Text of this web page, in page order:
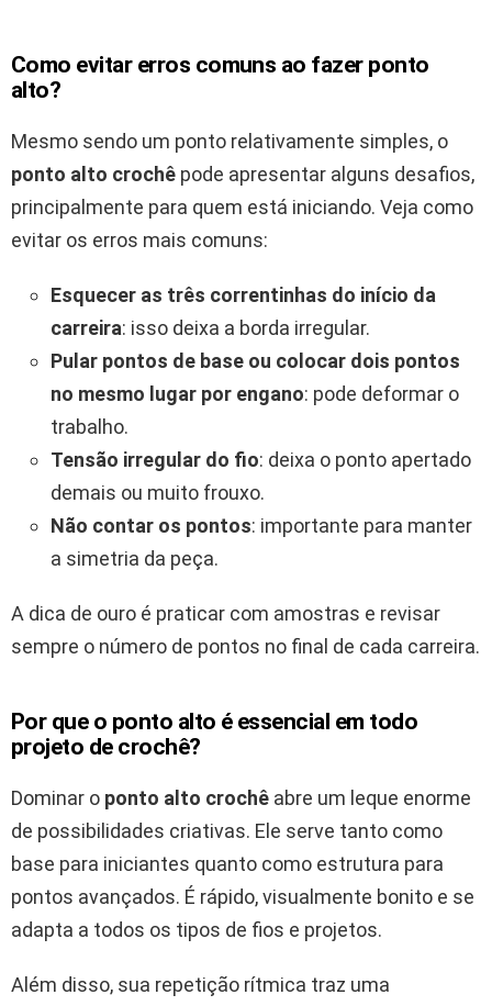
Como evitar erros comuns ao fazer ponto
alto?
Mesmo sendo um ponto relativamente simples, o
ponto alto crochê pode apresentar alguns desafios,
principalmente para quem está iniciando. Veja como
evitar os erros mais comuns:
Esquecer as três correntinhas do início da
carreira: isso deixa a borda irregular.
Pular pontos de base ou colocar dois pontos
no mesmo lugar por engano: pode deformar o
trabalho.
Tensão irregular do fio: deixa o ponto apertado
demais ou muito frouxo.
Não contar os pontos: importante para manter
a simetria da peça.
A dica de ouro é praticar com amostras e revisar
sempre o número de pontos no final de cada carreira.
Por que o ponto alto é essencial em todo
projeto de crochê?
Dominar o ponto alto crochê abre um leque enorme
de possibilidades criativas. Ele serve tanto como
base para iniciantes quanto como estrutura para
pontos avançados. É rápido, visualmente bonito e se
adapta a todos os tipos de fios e projetos.
Além disso, sua repetição rítmica traz uma